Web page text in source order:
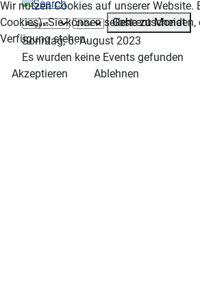
Gehe zu Monat
Sonntag, 6. August 2023
Es wurden keine Events gefunden
Wir nutzen Cookies auf unserer
Cookies). Sie können selbst
Verfügung stehen.
Akzeptieren
Ablehnen